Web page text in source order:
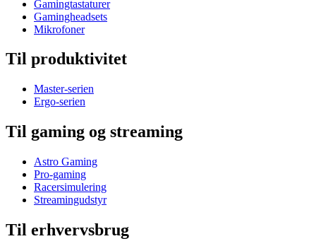
Gamingtastaturer
Gamingheadsets
Mikrofoner
Til produktivitet
Master-serien
Ergo-serien
Til gaming og streaming
Astro Gaming
Pro-gaming
Racersimulering
Streamingudstyr
Til erhvervsbrug